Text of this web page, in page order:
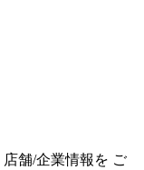
店舗/企業情報を ご